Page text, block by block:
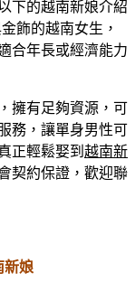
下的越南新娘介紹
飾的越南女生，
合年長或經濟能力
擁有足夠資源，可
務，讓單身男性可
正輕鬆娶到 越南新
契約保證，歡迎聯
新娘